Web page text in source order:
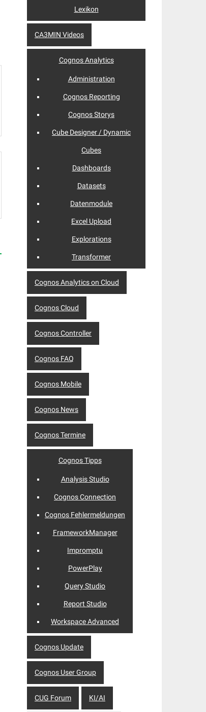
Lexikon
CA3MIN Videos
Cognos Analytics
Administration
Cognos Reporting
Cognos Storys
Cube Designer / Dynamic
Cubes
Dashboards
Datasets
Datenmodule
Excel Upload
Explorations
Transformer
Cognos Analytics on Cloud
Cognos Cloud
Cognos Controller
Cognos FAQ
Cognos Mobile
Cognos News
Cognos Termine
Cognos Tipps
Analysis Studio
Cognos Connection
Cognos Fehlermeldungen
FrameworkManager
Impromptu
PowerPlay
Query Studio
Report Studio
Workspace Advanced
Cognos Update
Cognos User Group
CUG Forum KI/AI